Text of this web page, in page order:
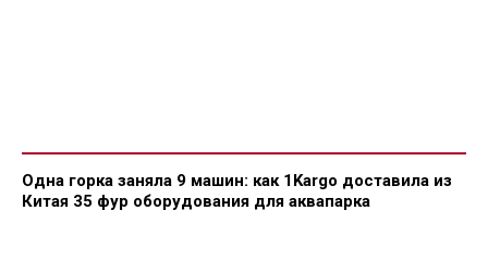
Одна горка заняла 9 машин: как 1Kargo доставила из
Китая 35 фур оборудования для аквапарка